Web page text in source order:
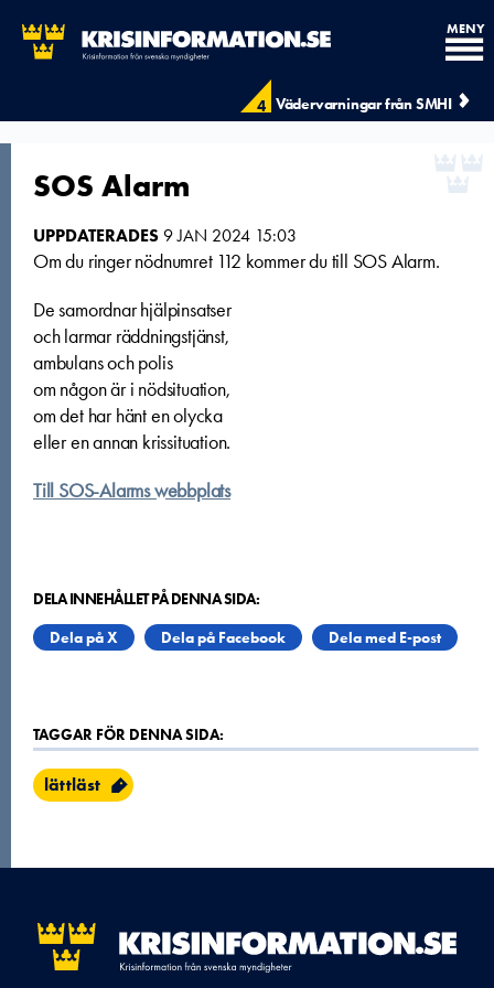
4 Vädervarningar från SMHI
MENY
SOS Alarm
UPPDATERADES9 JAN 2024 15:03
Om du ringer nödnumret 112 kommer du till SOS Alarm.
De samordnar hjälpinsatser
och larmar räddningstjänst,
ambulans och polis
om någon är i nödsituation,
om det har hänt en olycka
eller en annan krissituation.
Till SOS-Alarms webbplats
DELA INNEHÅLLET PÅ DENNA SIDA:
Dela på X
Dela på Facebook Dela med E-post
TAGGAR FÖR DENNA SIDA:
lättläst